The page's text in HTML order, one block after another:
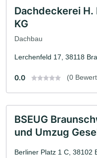
Dachdeckerei H.
KG
Dachbau
Lerchenfeld 17, 38118
0.0 (0
BSEUG
und Umzug
Berliner Platz 1 C, 38102